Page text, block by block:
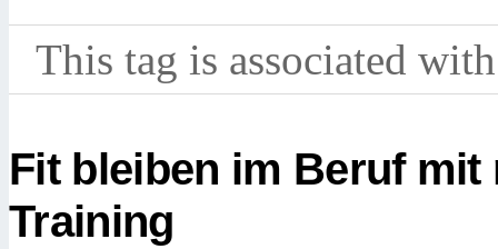
This tag is associated
Fit bleiben im Beruf
Training